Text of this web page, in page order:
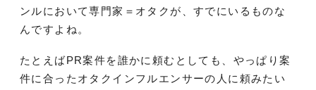
ンルにおいて専門家＝オタクが、すでにいるものな
んですよね。
たとえばPR案件を誰かに頼むとしても、やっぱり案
件に合ったオタクインフルエンサーの人に頼みたい